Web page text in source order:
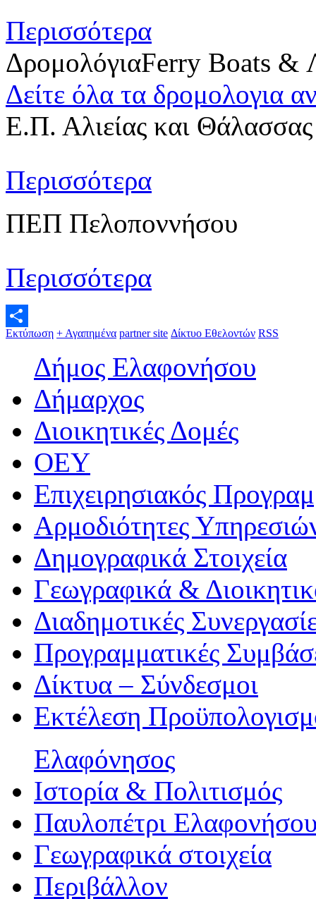
Περισσότερα
ΔρομολόγιαFerry Boats &
Δείτε όλα τα δρομολογια
Ε.Π. Αλιείας και Θάλασσας
Περισσότερα
ΠΕΠ Πελοποννήσου
Περισσότερα
Μοιραστείτε
Εκτύπωση + Αγαπημένα partner site Δίκτυο Εθελοντών RSS
Δήμος Ελαφονήσου
Δήμαρχος
Διοικητικές Δομές
ΟEΥ
Επιχειρησιακός
Αρμοδιότητες
Δημογραφικά Στοιχεία
Γεωγραφικά &
Διαδημοτικές
Προγραμματικές
Δίκτυα – Σύνδεσμοι
Εκτέλεση
Ελαφόνησος
Ιστορία & Πολιτισμός
Παυλοπέτρι
Γεωγραφικά στοιχεία
Περιβάλλον